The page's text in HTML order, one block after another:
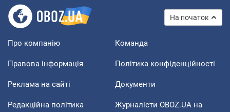
На початок
Про компанію Команда
Правова інформація Політика конфіденційності
Реклама на сайті Документи
Редакційна політика
Журналісти OBOZ.UA на